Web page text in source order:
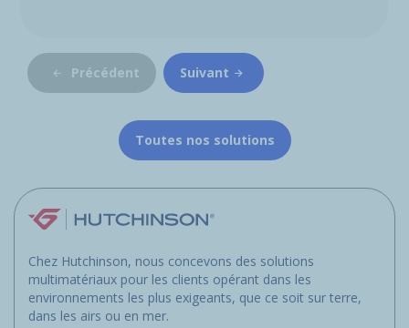
Précédent Suivant
Toutes nos solutions
Chez Hutchinson, nous concevons des solutions
multimatériaux pour les clients opérant dans les
environnements les plus exigeants, que ce soit sur terre,
dans les airs ou en mer.